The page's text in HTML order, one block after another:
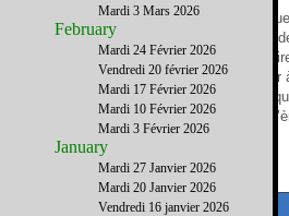
envie
bons pour descendre dans la rue et
d’artères et de boulevards. Variée,
street food proclame bel et bien la fin de
Mardi 3 Mars 2026
February
Mardi 24 Février 2026
Vendredi 20 février 2026
Mardi 17 Février 2026
Mardi 10 Février 2026
Mardi 3 Février 2026
January
Mardi 27 Janvier 2026
Mardi 20 Janvier 2026
Vendredi 16 janvier 2026